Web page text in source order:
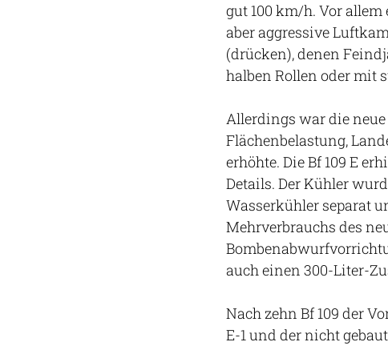
gut 100 km/h. Vor
aber aggressive
(drücken), denen
halben Rollen oder mit
Allerdings war die
Flächenbelastung,
erhöhte. Die Bf 109 E
Details. Der Kühler
Wasserkühler separat
Mehrverbrauchs des
auch einen 300-Liter-
Nach zehn Bf 109 der
E-1 und der nicht